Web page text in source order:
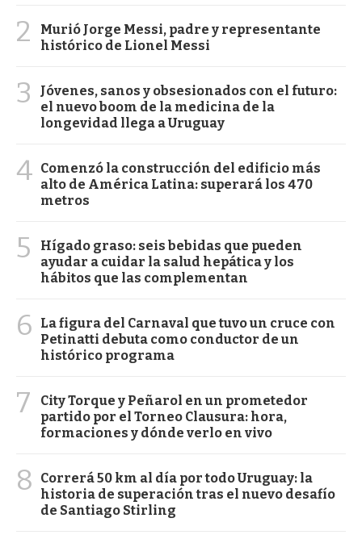
2
Murió Jorge Messi, padre y representante
histórico de Lionel Messi
3
Jóvenes, sanos y obsesionados con el futuro:
el nuevo boom de la medicina de la
longevidad llega a Uruguay
4 Comenzó la construcción del edificio más
alto de América Latina: superará los 470
metros
5
Hígado graso: seis bebidas que pueden
ayudar a cuidar la salud hepática y los
hábitos que las complementan
6
La figura del Carnaval que tuvo un cruce con
Petinatti debuta como conductor de un
histórico programa
7
City Torque y Peñarol en un prometedor
partido por el Torneo Clausura: hora,
formaciones y dónde verlo en vivo
8
Correrá 50 km al día por todo Uruguay: la
historia de superación tras el nuevo desafío
de Santiago Stirling